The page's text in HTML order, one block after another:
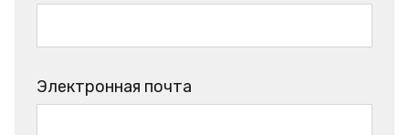
Электронная почта